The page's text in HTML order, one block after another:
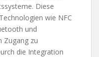
Diese
wie NFC
und
Zugang zu
die Integration